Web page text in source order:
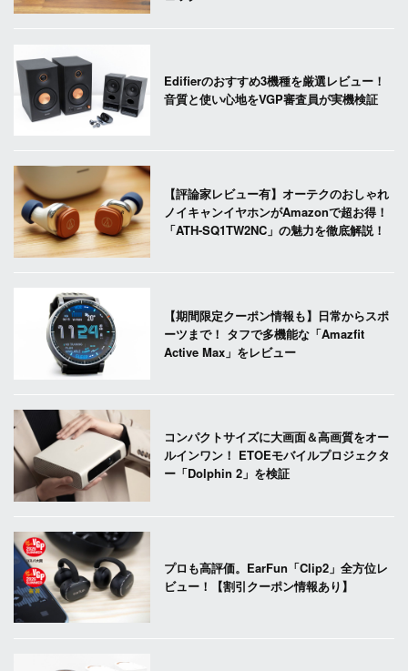
Edifierのおすすめ3機種を厳選レビュー！
音質と使い心地をVGP審査員が実機検証
【評論家レビュー有】オーテクのおしゃれ
ノイキャンイヤホンがAmazonで超お得！
「ATH-SQ1TW2NC」の魅力を徹底解説！
【期間限定クーポン情報も】日常からスポ
ーツまで！ タフで多機能な「Amazfit
Active Max」をレビュー
コンパクトサイズに大画面＆高画質をオー
ルインワン！ ETOEモバイルプロジェクタ
ー「Dolphin 2」を検証
プロも高評価。EarFun「Clip2」全方位レ
ビュー！【割引クーポン情報あり】